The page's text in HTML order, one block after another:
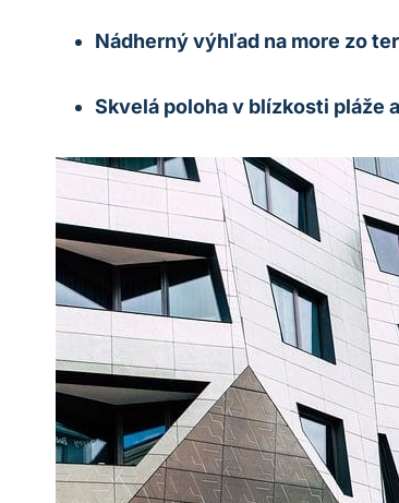
Nádherný výhľad na more zo
Skvelá poloha v blízkosti pláže